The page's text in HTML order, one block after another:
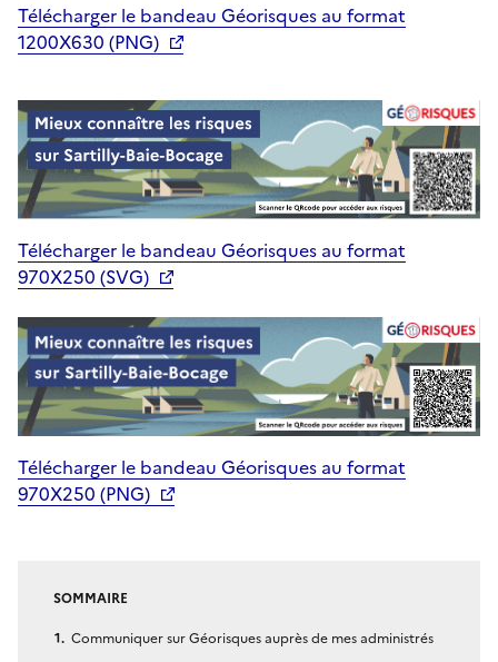
Télécharger le bandeau Géorisques au format
1200X630 (PNG)
Télécharger le bandeau Géorisques au format
970X250 (SVG)
Télécharger le bandeau Géorisques au format
970X250 (PNG)
SOMMAIRE
Communiquer sur Géorisques auprès de mes administrés